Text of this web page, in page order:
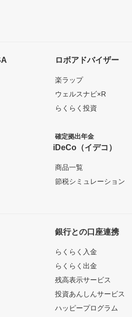
ロボアドバイザー
楽ラップ
ウェルスナビ×R
らくらく投資
確定拠出年金
iDeCo（イデコ）
商品一覧
節税シミュレーション
銀行との口座連携
らくらく入金
らくらく出金
残高表示サービス
投資あんしんサービス
ハッピープログラム